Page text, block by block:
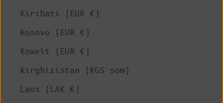
Kiribati (EUR €)
Kosovo (EUR €)
Koweït (EUR €)
Kirghizistan (KGS som)
Laos (LAK ₭)